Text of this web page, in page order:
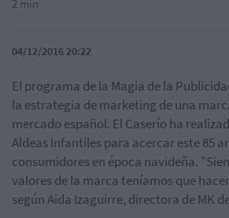
2 min
04/12/2016 20:22
El programa de la Magia de la
la estrategia de marketing de una
mercado español. El Caserío ha
Aldeas Infantiles para acercar este 85
consumidores en época navideña.
valores de la marca teníamos que
según Aida Izaguirre, directora de MK